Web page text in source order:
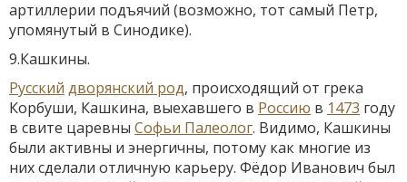
артиллерии подъячий (возможно, тот самый Петр,
упомянутый в Синодике).
9.Кашкины.
Русский дворянский род, происходящий от грека
Корбуши, Кашкина, выехавшего в Россию в 1473 году
в свите царевны Софьи Палеолог. Видимо, Кашкины
были активны и энергичны, потому как многие из
них сделали отличную карьеру. Фёдор Иванович был